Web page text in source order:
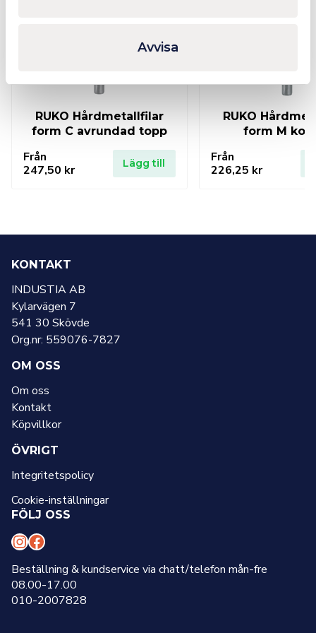
Avvisa
RUKO Hårdmetallfilar
form C avrundad topp
Från
247,50 kr Lägg till
RUKO
form M
Från
226,25 kr
KONTAKT
INDUSTIA AB
Kylarvägen 7
541 30 Skövde
Org.nr: 559076-7827
OM OSS
Om oss
Kontakt
Köpvillkor
ÖVRIGT
Integritetspolicy
Cookie-inställningar
FÖLJ OSS
I
n
s
t
F
a
c
e
Beställning & kundservice via chatt/telefon mån-fre
08.00-17.00
010-2007828